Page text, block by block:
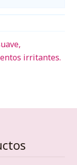
irritantes.